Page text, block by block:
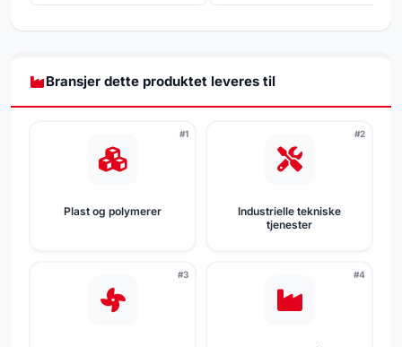
Bransjer dette produktet leveres til
#1
Plast og polymerer
#2
Industrielle tekniske
tjenester
#3 #4